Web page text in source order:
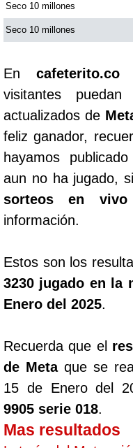
Seco 10 millones
Seco 10 millones
En cafeterito.co
visitantes
actualizados de
feliz ganador,
hayamos
aun no ha jugado,
sorteos en vivo
información.
Estos son los
3230 jugado en la
Enero del 2025.
Recuerda que el
de Metaque se
15 de Enero del
9905 serie 018.
Mas resultados